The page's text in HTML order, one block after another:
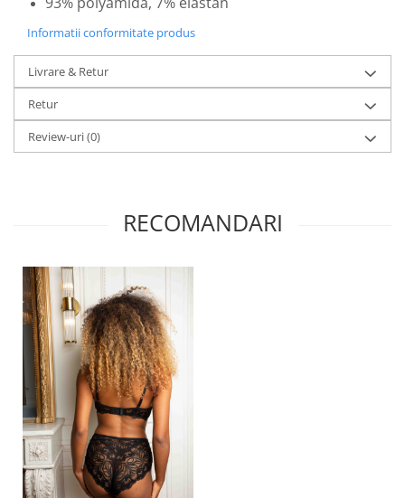
Informatii conformitate produs
Livrare & Retur
Retur
Review-uri(0)
RECOMANDARI